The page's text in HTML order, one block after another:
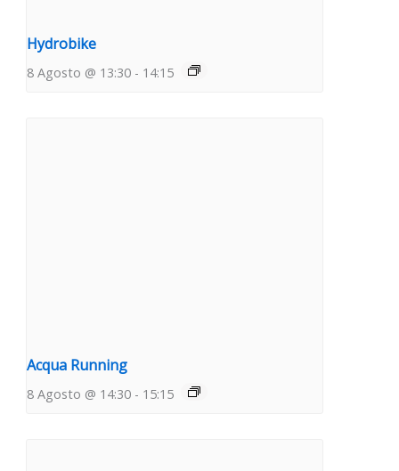
Hydrobike
8 Agosto @ 13:30 - 14:15
Acqua Running
8 Agosto @ 14:30 - 15:15